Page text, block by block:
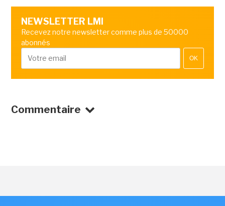
NEWSLETTER LMI
Recevez notre newsletter comme plus de 50000
abonnés
OK
Commentaire